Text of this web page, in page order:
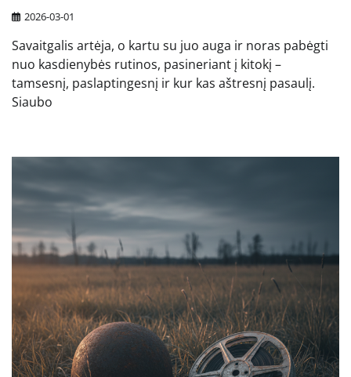
2026-03-01
Savaitgalis artėja, o kartu su juo auga ir noras pabėgti
nuo kasdienybės rutinos, pasineriant į kitokį –
tamsesnį, paslaptingesnį ir kur kas aštresnį pasaulį.
Siaubo